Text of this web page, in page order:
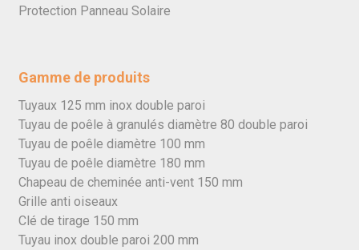
Protection Panneau Solaire
Gamme de produits
Tuyaux 125 mm inox double paroi
Tuyau de poêle à granulés diamètre 80 double paroi
Tuyau de poêle diamètre 100 mm
Tuyau de poêle diamètre 180 mm
Chapeau de cheminée anti-vent 150 mm
Grille anti oiseaux
Clé de tirage 150 mm
Tuyau inox double paroi 200 mm